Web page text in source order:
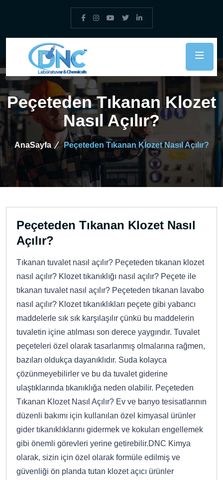
Peçeteden Tıkanan Klozet
Nasıl Açılır?
AnaSayfa Peçeteden Tıkanan Klozet Nasıl Açılır?
Peçeteden Tıkanan Klozet Nasıl
Açılır?
Tıkanan tuvalet nasıl açılır? Peçeteden tıkanan klozet
nasıl açılır? Klozet tıkanıklığı nasıl açılır? Peçete ile
tıkanan tuvalet nasıl açılır? Peçeteden tıkanan lavabo
nasıl açılır? Klozet tıkanıklıkları peçete gibi yabancı
maddelerle sık sık karşılaşılır çünkü bu maddelerin
tuvaletin içine atılması son derece yaygındır. Tuvalet
peçeteleri özel olarak tasarlanmış olmalarına rağmen,
bazıları oldukça dayanıklıdır. Suda kolayca
çözünmeyebilirler ve bu da tuvalet giderine
ulaştıklarında tıkanıklığa neden olabilir. Peçeteden
Tıkanan Klozet Nasıl Açılır? Ev ve banyo tesisatlarının
düzenli bakımı için kullanılan özel kimyasal ürünler
gider tıkanıklıklarını gidermek ve kokuları engellemek
gibi önemli görevleri yerine getirebilir.DNC Kimya
olarak, sizin için özel olarak formüle edilmiş ve
güvenliği ön planda tutan klozet açıcı ürünler